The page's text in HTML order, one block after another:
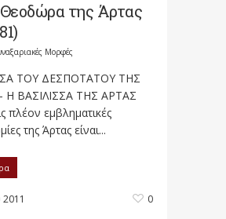
της Άρτας
Μορφές
ΤΟΥ ΔΕΣΠΟΤΑΤΟΥ ΤΗΣ
Η ΒΑΣΙΛΙΣΣΑ ΤΗΣ ΑΡΤΑΣ
πλέον εμβληματικές
της Άρτας είναι...
0